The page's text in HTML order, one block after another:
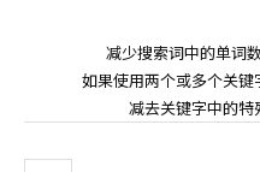
减少搜索词中的单词
如果使用两个或多个关
减去关键字中的特